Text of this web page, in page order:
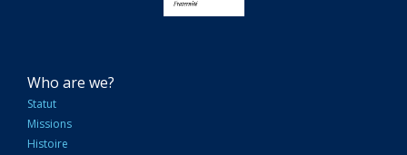
NAVIGATION
PRINCIPALE
Who are we?
Statut
Missions
Histoire